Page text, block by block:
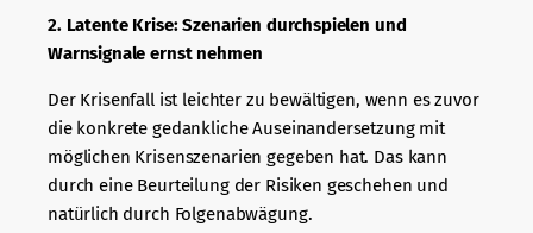
2. Latente Krise: Szenarien durchspielen und
Warnsignale ernst nehmen
Der Krisenfall ist leichter zu bewältigen, wenn es zuvor
die konkrete gedankliche Auseinandersetzung mit
möglichen Krisenszenarien gegeben hat. Das kann
durch eine Beurteilung der Risiken geschehen und
natürlich durch Folgenabwägung.